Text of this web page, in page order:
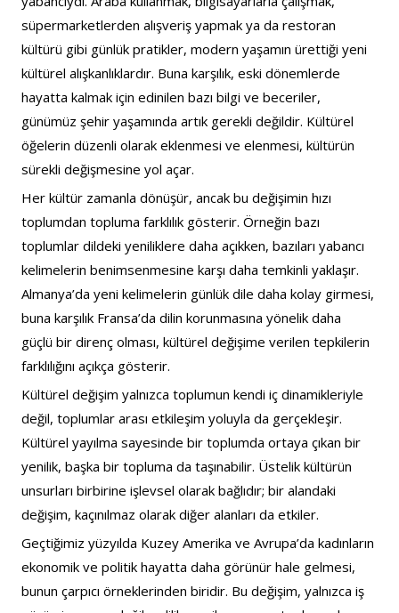
süpermarketlerden alışveriş yapmak ya da restoran
kültürü gibi günlük pratikler, modern yaşamın ürettiği yeni
kültürel alışkanlıklardır. Buna karşılık, eski dönemlerde
hayatta kalmak için edinilen bazı bilgi ve beceriler,
günümüz şehir yaşamında artık gerekli değildir. Kültürel
öğelerin düzenli olarak eklenmesi ve elenmesi, kültürün
sürekli değişmesine yol açar.
Her kültür zamanla dönüşür, ancak bu değişimin hızı
toplumdan topluma farklılık gösterir. Örneğin bazı
toplumlar dildeki yeniliklere daha açıkken, bazıları yabancı
kelimelerin benimsenmesine karşı daha temkinli yaklaşır.
Almanya’da yeni kelimelerin günlük dile daha kolay girmesi,
buna karşılık Fransa’da dilin korunmasına yönelik daha
güçlü bir direnç olması, kültürel değişime verilen tepkilerin
farklılığını açıkça gösterir.
Kültürel değişim yalnızca toplumun kendi iç dinamikleriyle
değil, toplumlar arası etkileşim yoluyla da gerçekleşir.
Kültürel yayılma sayesinde bir toplumda ortaya çıkan bir
yenilik, başka bir topluma da taşınabilir. Üstelik kültürün
unsurları birbirine işlevsel olarak bağlıdır; bir alandaki
değişim, kaçınılmaz olarak diğer alanları da etkiler.
Geçtiğimiz yüzyılda Kuzey Amerika ve Avrupa’da kadınların
ekonomik ve politik hayatta daha görünür hale gelmesi,
bunun çarpıcı örneklerinden biridir. Bu değişim, yalnızca iş